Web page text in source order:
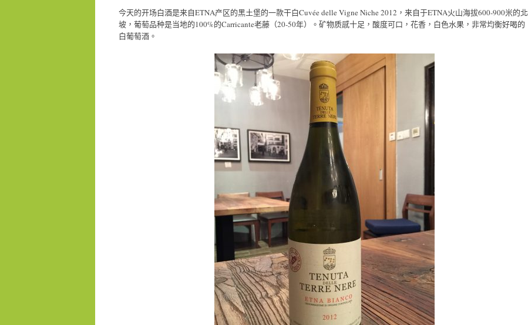
今天的开场白酒是来自ETNA产区的黑土堡的一款干白Cuvée delle Vigne Niche 2012，来自于ETNA火山海拔600-900米的北
坡，葡萄品种是当地的100%的Carricante老藤（20-50年）。矿物质感十足，酸度可口，花香，白色水果，非常均衡好喝的
白葡萄酒。